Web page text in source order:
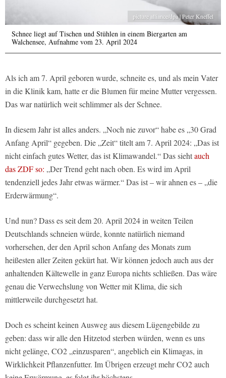
picture alliance/dpa | Peter Kneffel
Schnee liegt auf Tischen und Stühlen in einem Biergarten am
Walchensee, Aufnahme vom 23. April 2024
Als ich am 7. April geboren wurde, schneite es, und als mein Vater
in die Klinik kam, hatte er die Blumen für meine Mutter vergessen.
Das war natürlich weit schlimmer als der Schnee.
In diesem Jahr ist alles anders. „Noch nie zuvor“ habe es „30 Grad
Anfang April“ gegeben. Die „Zeit“ titelt am 7. April 2024: „Das ist
nicht einfach gutes Wetter, das ist Klimawandel.“ Das siehtauch
das ZDF so: „Der Trend geht nach oben. Es wird im April
tendenziell jedes Jahr etwas wärmer.“ Das ist – wir ahnen es – „die
Erderwärmung“.
Und nun? Dass es seit dem 20. April 2024 in weiten Teilen
Deutschlands schneien würde, konnte natürlich niemand
vorhersehen, der den April schon Anfang des Monats zum
heißesten aller Zeiten gekürt hat. Wir können jedoch auch aus der
anhaltenden Kältewelle in ganz Europa nichts schließen. Das wäre
genau die Verwechslung von Wetter mit Klima, die sich
mittlerweile durchgesetzt hat.
Doch es scheint keinen Ausweg aus diesem Lügengebilde zu
geben: dass wir alle den Hitzetod sterben würden, wenn es uns
nicht gelänge, CO2 „einzusparen“, angeblich ein Klimagas, in
Wirklichkeit Pflanzenfutter. Im Übrigen erzeugt mehr CO2 auch